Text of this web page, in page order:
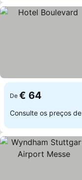
De € 64
Consulte os preços de